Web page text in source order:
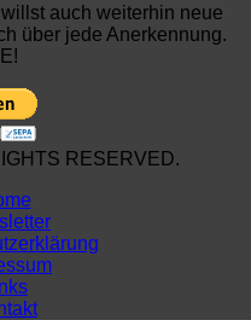
auch weiterhin neue
über jede Anerkennung.
RESERVED.